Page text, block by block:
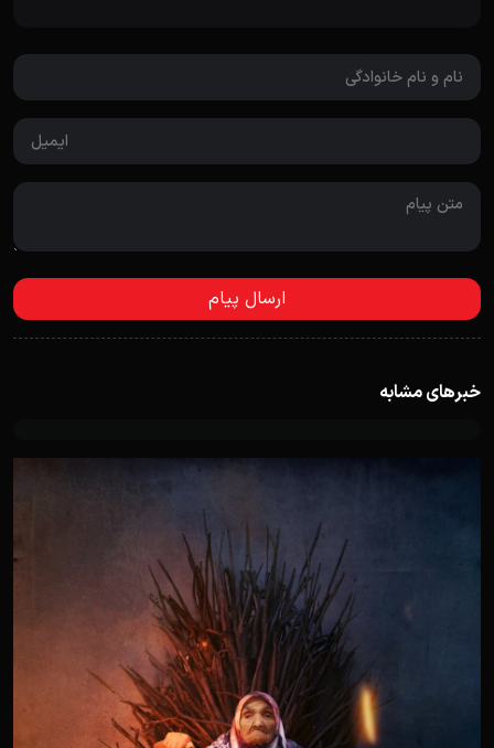
خبرهای مشابه